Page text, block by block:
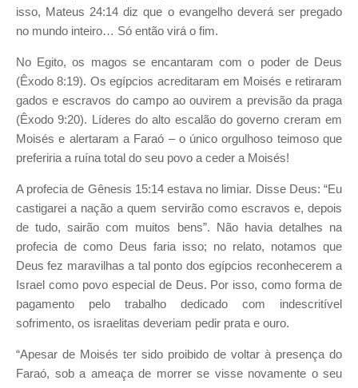
isso, Mateus 24:14 diz que o evangelho deverá ser pregado
no mundo inteiro… Só então virá o fim.
No Egito, os magos se encantaram com o poder de Deus
(Êxodo 8:19). Os egípcios acreditaram em Moisés e retiraram
gados e escravos do campo ao ouvirem a previsão da praga
(Êxodo 9:20). Líderes do alto escalão do governo creram em
Moisés e alertaram a Faraó – o único orgulhoso teimoso que
preferiria a ruína total do seu povo a ceder a Moisés!
A profecia de Gênesis 15:14 estava no limiar. Disse Deus: “Eu
castigarei a nação a quem servirão como escravos e, depois
de tudo, sairão com muitos bens”. Não havia detalhes na
profecia de como Deus faria isso; no relato, notamos que
Deus fez maravilhas a tal ponto dos egípcios reconhecerem a
Israel como povo especial de Deus. Por isso, como forma de
pagamento pelo trabalho dedicado com indescritível
sofrimento, os israelitas deveriam pedir prata e ouro.
“Apesar de Moisés ter sido proibido de voltar à presença do
Faraó, sob a ameaça de morrer se visse novamente o seu